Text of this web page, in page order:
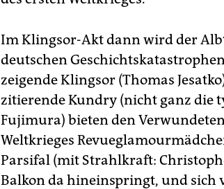
Im Klingsor-Akt dann wird der
deutschen
zeigende Klingsor (Thomas
zitierende Kundry (nicht ganz die
Fujimura) bieten den
Weltkrieges
Parsifal (mit Strahlkraft:
Balkon da hineinspringt, und sich